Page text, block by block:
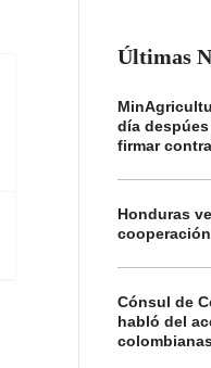
Últimas
día
firmar
Honduras
Cónsul de
habló del